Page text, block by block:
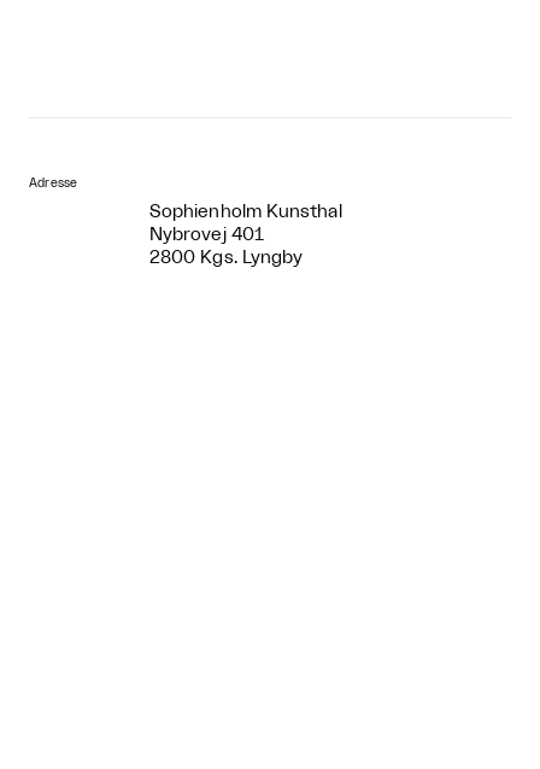
Adresse
Sophienholm Kunsthal
Nybrovej 401
2800 Kgs. Lyngby